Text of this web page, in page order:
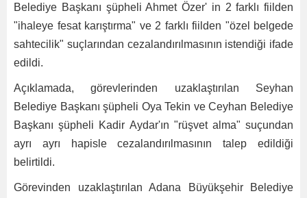
Belediye Başkanı şüpheli Ahmet Özer' in 2 farklı fiilden
"ihaleye fesat karıştırma" ve 2 farklı fiilden "özel belgede
sahtecilik" suçlarından cezalandırılmasının istendiği ifade
edildi.
Açıklamada, görevlerinden uzaklaştırılan Seyhan
Belediye Başkanı şüpheli Oya Tekin ve Ceyhan Belediye
Başkanı şüpheli Kadir Aydar'ın "rüşvet alma" suçundan
ayrı ayrı hapisle cezalandırılmasının talep edildiği
belirtildi.
Görevinden uzaklaştırılan Adana Büyükşehir Belediye